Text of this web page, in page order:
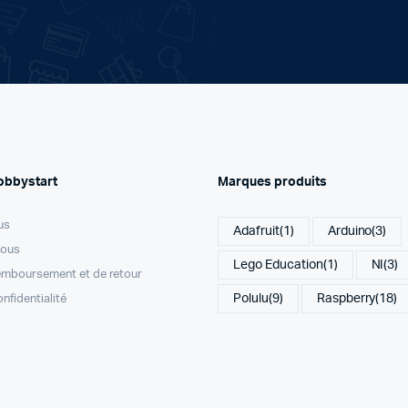
et de retour
Marques produits
Adafruit(1) Arduino(3)
Lego Education(1) NI(3)
Polulu(9) Raspberry(18)